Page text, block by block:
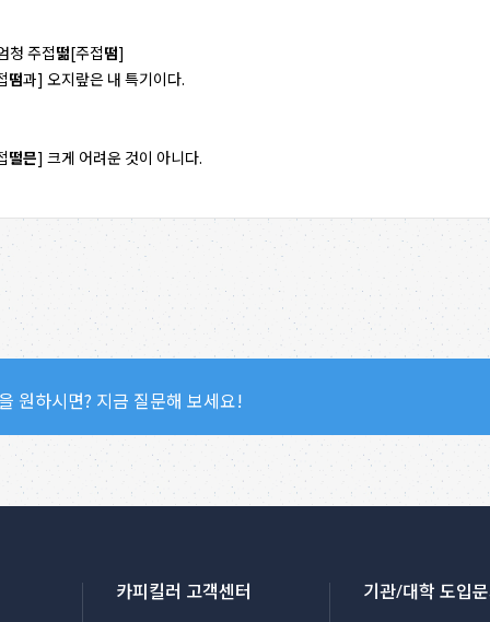
청 주접떪[주접떰]
떰과] 오지랖은 내 특기이다.
떨믄] 크게 어려운 것이 아니다.
원하시면? 지금 질문해 보세요!
카피킬러 고객센터 기관/대학 도입